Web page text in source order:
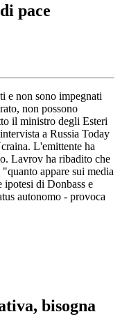
pace
e non sono impegnati
non possono
il ministro degli Esteri
a Russia Today
L'emittente ha
Lavrov ha ribadito che
appare sui media
ipotesi di Donbass e
autonomo - provoca
bisogna